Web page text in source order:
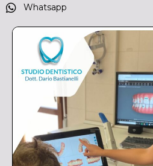
Whatsapp